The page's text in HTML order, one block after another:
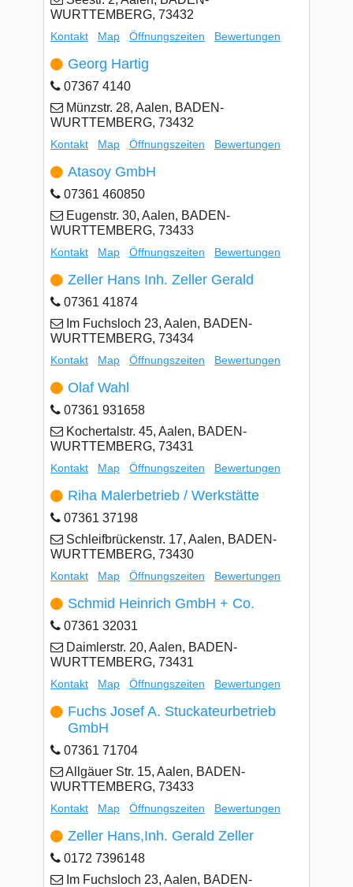
WURTTEMBERG, 73432
Kontakt Map Öffnungszeiten Bewertungen
Georg Hartig
07367 4140
Münzstr. 28, Aalen, BADEN-
WURTTEMBERG, 73432
Kontakt Map Öffnungszeiten Bewertungen
Atasoy GmbH
07361 460850
Eugenstr. 30, Aalen, BADEN-
WURTTEMBERG, 73433
Kontakt Map Öffnungszeiten Bewertungen
Zeller Hans Inh. Zeller Gerald
07361 41874
Im Fuchsloch 23, Aalen, BADEN-
WURTTEMBERG, 73434
Kontakt Map Öffnungszeiten Bewertungen
Olaf Wahl
07361 931658
Kochertalstr. 45, Aalen, BADEN-
WURTTEMBERG, 73431
Kontakt Map Öffnungszeiten Bewertungen
Riha Malerbetrieb / Werkstätte
07361 37198
Schleifbrückenstr. 17, Aalen, BADEN-
WURTTEMBERG, 73430
Kontakt Map Öffnungszeiten Bewertungen
Schmid Heinrich GmbH + Co.
07361 32031
Daimlerstr. 20, Aalen, BADEN-
WURTTEMBERG, 73431
Kontakt Map Öffnungszeiten Bewertungen
Fuchs Josef A. Stuckateurbetrieb
GmbH
07361 71704
Allgäuer Str. 15, Aalen, BADEN-
WURTTEMBERG, 73433
Kontakt Map Öffnungszeiten Bewertungen
Zeller Hans,Inh. Gerald Zeller
0172 7396148
Im Fuchsloch 23, Aalen, BADEN-